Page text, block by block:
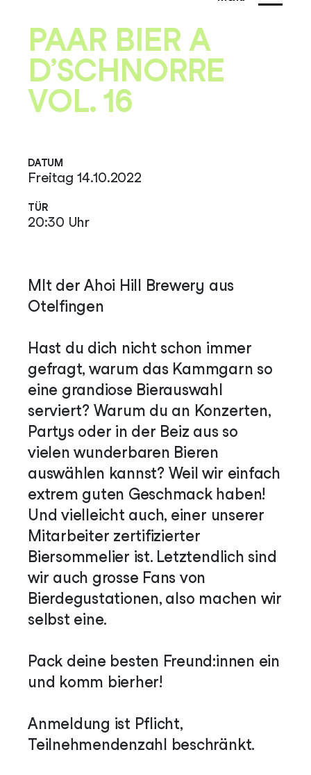
PAAR BIER A
D’SCHNORRE
VOL. 16
DATUM
Freitag 14.10.2022
TÜR
20:30 Uhr
MIt der Ahoi Hill Brewery aus
Otelfingen
Hast du dich nicht schon immer
gefragt, warum das Kammgarn so
eine grandiose Bierauswahl
serviert? Warum du an Konzerten,
Partys oder in der Beiz aus so
vielen wunderbaren Bieren
auswählen kannst? Weil wir einfach
extrem guten Geschmack haben!
Und vielleicht auch, einer unserer
Mitarbeiter zertifizierter
Biersommelier ist. Letztendlich sind
wir auch grosse Fans von
Bierdegustationen, also machen wir
selbst eine.
Pack deine besten Freund:innen ein
und komm bierher!
Anmeldung ist Pflicht,
Teilnehmendenzahl beschränkt.